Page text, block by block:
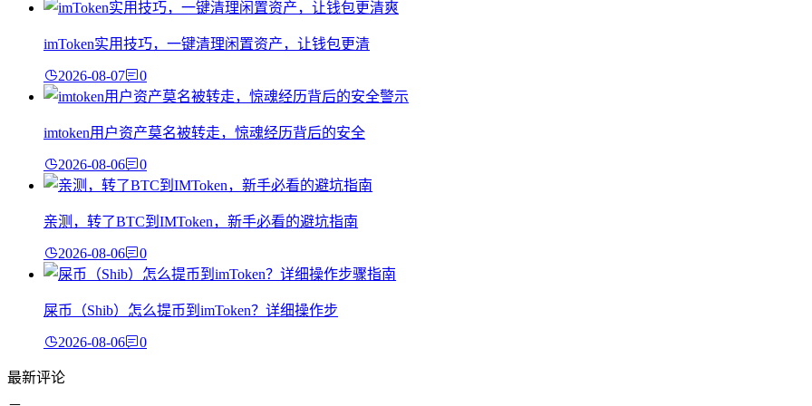
imToken实用技巧，一键清理闲置资产，让钱包更清
2026-08-07 0
imtoken用户资产莫名被转走，惊魂经历背后的安全
2026-08-06 0
亲测，转了BTC到IMToken，新手必看的避坑指南
2026-08-06 0
屎币（Shib）怎么提币到imToken？详细操作步
2026-08-06 0
最新评论